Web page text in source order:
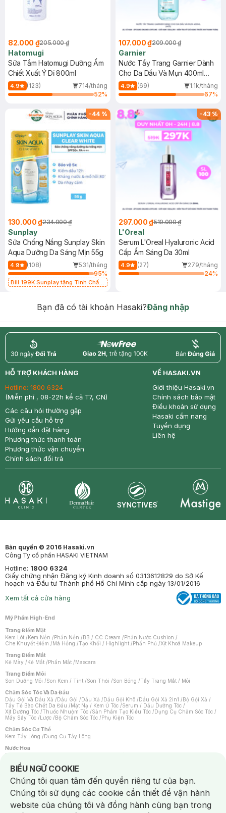
82.000 ₫205.000 ₫
Hatomugi
Sữa Tắm Hatomugi Dưỡng Ẩm
Chiết Xuất Ý Dĩ 800ml
4.9 (123)
714/tháng
52%
107.000 ₫209.000 ₫
Garnier
Nước Tẩy Trang Garnier Dành
Cho Da Dầu Và Mụn 400ml
(Mới)
4.9 (69)
1.1k/tháng
67%
-44 %
130.000 ₫234.000 ₫
Sunplay
Sữa Chống Nắng Sunplay Skin
Aqua Dưỡng Da Sáng Mịn 55g
4.9 (108)
531/tháng
95%
Bill 199K Sunplay tặng Tinh Chất
-43%
297.000 ₫519.000 ₫
L'Oreal
Serum L'Oreal Hyaluronic Acid
Cấp Ẩm Sáng Da 30ml
4.9 (27)
279/tháng
24%
Bạn đã có tài khoản Hasaki?Đăng nhập
return nowfree price
HỖ TRỢ KHÁCH HÀNG
Hotline: 1800 6324
(Miễn phí , 08-22h kể cả T7, CN)
Các câu hỏi thường gặp
Gửi yêu cầu hỗ trợ
Hướng dẫn đặt hàng
Phương thức thanh toán
Phương thức vận chuyển
Chính sách đổi trả
VỀ HASAKI.VN
Giới thiệu Hasaki.vn
Chính sách bảo mật
Điều khoản sử dụng
Hasaki cẩm nang
Tuyển dụng
Liên hệ
Bản quyền © 2016 Hasaki.vn
Công Ty cổ phần HASAKI VIETNAM
Hotline: 1800 6324
Giấy chứng nhận Đăng ký Kinh doanh số 0313612829 do Sở Kế
hoạch và Đầu tư Thành phố Hồ Chí Minh cấp ngày 13/01/2016
Xem tất cả cửa hàng
Mỹ Phẩm High-End
Trang Điểm Mặt
Kem Lót /Kem Nền /Phấn Nền /BB / CC Cream /Phấn Nước Cushion /
Che Khuyết Điểm /Má Hồng /Tạo Khối / Highlight /Phấn Phủ /Xịt Khoá Makeup
Trang Điểm Mắt
Kẻ Mày /Kẻ Mắt /Phấn Mắt /Mascara
Trang Điểm Môi
Son Dưỡng Môi /Son Kem / Tint /Son Thỏi /Son Bóng /Tẩy Trang Mắt / Môi
Chăm Sóc Tóc Và Da Đầu
Dầu Gội Và Dầu Xả /Dầu Gội /Dầu Xả /Dầu Gội Khô /Dầu Gội Xả 2in1 /Bộ Gội Xả /
Tẩy Tế Bào Chết Da Đầu /Mặt Nạ / Kem Ủ Tóc /Serum / Dầu Dưỡng Tóc /
Xịt Dưỡng Tóc /Thuốc Nhuộm Tóc /Sản Phẩm Tạo Kiểu Tóc /Dụng Cụ Chăm Sóc Tóc /
Máy Sấy Tóc /Lược /Bộ Chăm Sóc Tóc /Phụ Kiện Tóc
Chăm Sóc Cơ Thể
Kem Tẩy Lông /Dụng Cụ Tẩy Lông
Nước Hoa
Nước Hoa Nữ
Chăm Sóc Cá Nhân
Chống Muỗi /Khẩu Trang /Máy Massage/Mặt Nạ Xông Hơi /Nước Rửa Tay/
Sản Phẩm Chăm Sóc Khác /Bàn Chải Đánh Răng /Bàn Chải Điện/
Hỗ Trợ Trắng Răng/Kem Đánh Răng /Máy Tăm Nước/ Nước Súc Miệng/
Tăm / Chỉ Nha Khoa/ Xịt Thơm Miệng / Dung Dịch Vệ Sinh/Dưỡng Vùng Kín/
Khăn Ướt Vệ Sinh Vùng Kín/Băng Vệ Sinh/Tampon/Bọt Cạo Râu /Dao Cạo Râu/
Máy Cạo Râu
BIỂU NGỮ COOKIE
Notice about cookies usage
Chúng tôi quan tâm đến quyền riêng tư của bạn.
Chúng tôi sử dụng các cookie cần thiết để vận hành
website của chúng tôi và đồng hành cùng bạn trong